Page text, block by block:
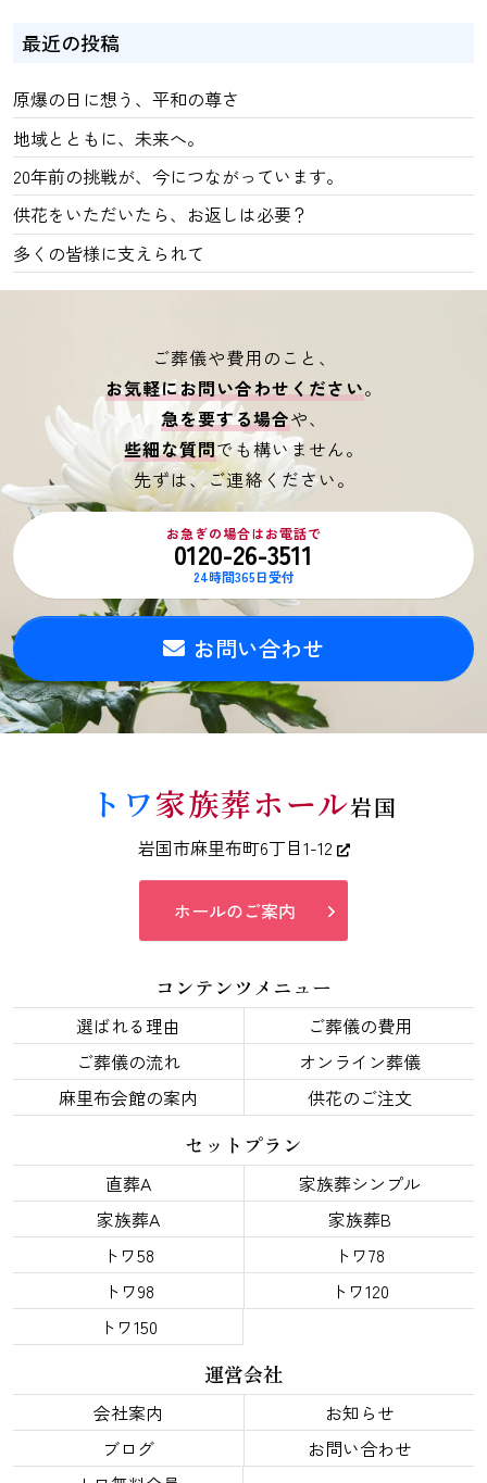
最近の投稿
原爆の日に想う、平和の尊さ
地域とともに、未来へ。
20年前の挑戦が、今につながっています。
供花をいただいたら、お返しは必要？
多くの皆様に支えられて
ご葬儀や費用のこと、
お気軽にお問い合わせください。
急を要する場合や、
些細な質問でも構いません。
先ずは、ご連絡ください。
お急ぎの場合はお電話で
0120-26-3511
24時間365日受付
お問い合わせ
トワ家族葬ホール岩国
岩国市麻里布町6丁目1-12
ホールのご案内
コンテンツメニュー
選ばれる理由
ご葬儀の費用
ご葬儀の流れ
オンライン葬儀
麻里布会館の案内
供花のご注文
セットプラン
直葬A
家族葬シンプル
家族葬A
家族葬B
トワ58
トワ78
トワ98
トワ120
トワ150
運営会社
会社案内
お知らせ
ブログ
お問い合わせ